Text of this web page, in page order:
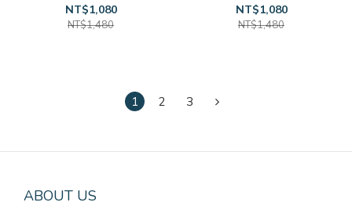
NT$1,080
NT$1,480
NT$1,080
NT$1,480
1 2 3
ABOUT US